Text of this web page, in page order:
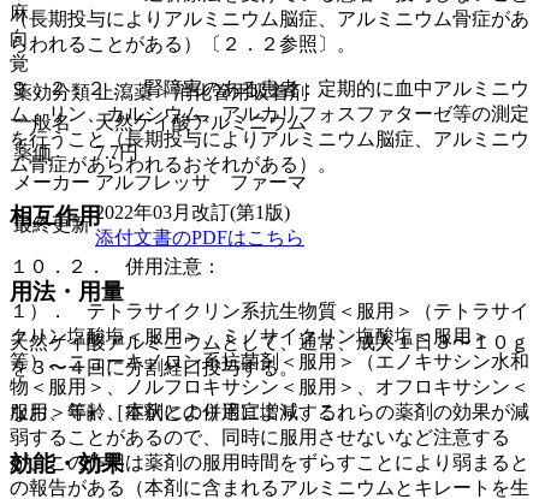
（長期投与によりアルミニウム脳症、アルミニウム骨症があ
らわれることがある）〔２．２参照〕。
９．２．２． 腎障害のある患者：定期的に血中アルミニウ
ム、リン、カルシウム、アルカリフォスファターゼ等の測定
を行うこと（長期投与によりアルミニウム脳症、アルミニウ
ム骨症があらわれるおそれがある）。
相互作用
１０．２． 併用注意：
１）． テトラサイクリン系抗生物質＜服用＞（テトラサイ
クリン塩酸塩＜服用＞、ミノサイクリン塩酸塩＜服用＞
等）、ニューキノロン系抗菌剤＜服用＞（エノキサシン水和
物＜服用＞、ノルフロキサシン＜服用＞、オフロキサシン＜
服用＞等）［本剤との併用により、これらの薬剤の効果が減
弱することがあるので、同時に服用させないなど注意する
が、この作用は薬剤の服用時間をずらすことにより弱まると
の報告がある（本剤に含まれるアルミニウムとキレートを生
麻
向
覚
薬効分類 止瀉薬 > 消化管用吸着剤
一般名
天然ケイ酸アルミニウム
薬価
7.7円
メーカー アルフレッサ ファーマ
最終更新
2022年03月改訂(第1版)
添付文書のPDFはこちら
用法・用量
天然ケイ酸アルミニウムとして、通常、成人１日３〜１０ｇ
を３〜４回に分割経口投与する。
なお、年齢、症状により適宜増減する。
効能・効果